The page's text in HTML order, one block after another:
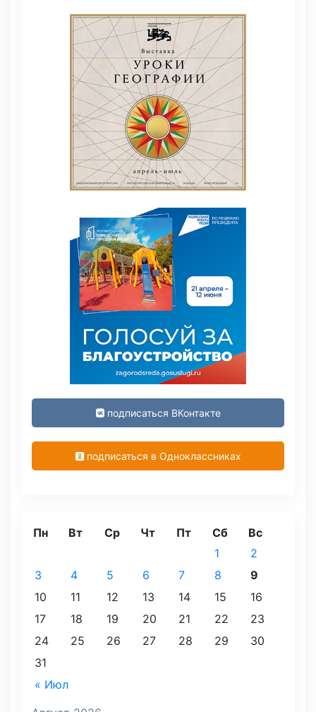
подписаться ВКонтакте
подписаться в Одноклассниках
Пн Вт Ср Чт Пт Сб Вс
« Июл
1
2
3
4 5 6 7 8
9
10
11 12 13 14 15
16
17
18 19 20 21 22
23
24
25 26 27 28 29
30
31